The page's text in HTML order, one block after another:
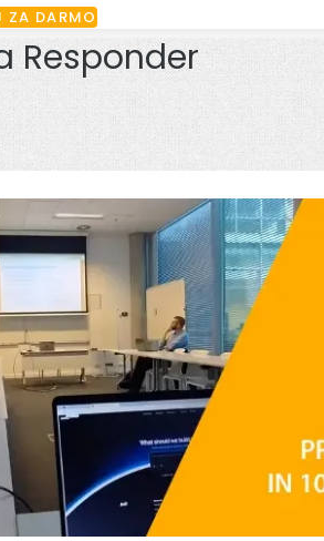
ZA DARMO
Responder